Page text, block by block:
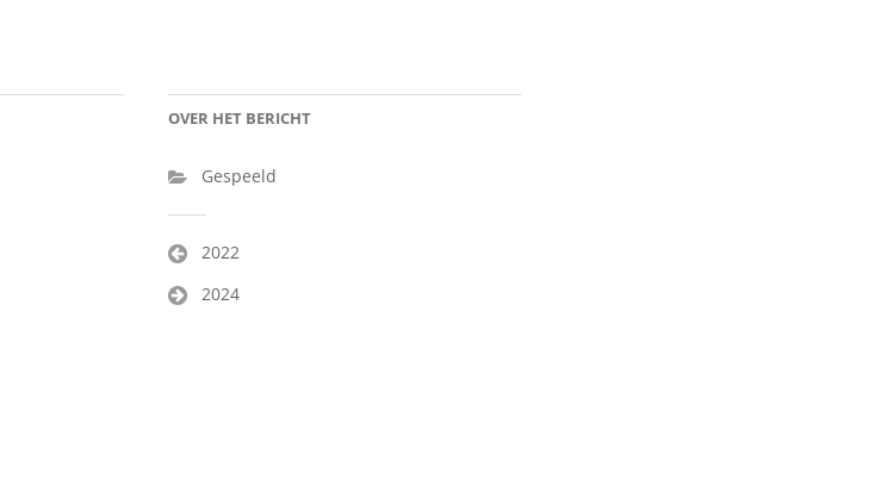
OVER HET BERICHT
Gespeeld
Bericht
navigatie
2022
2024